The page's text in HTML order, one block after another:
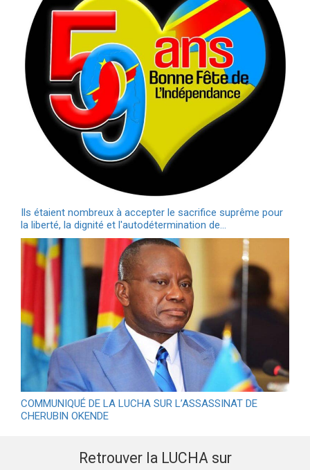
Ils étaient nombreux à accepter le sacrifice suprême pour
la liberté, la dignité et l'autodétermination de…
COMMUNIQUÉ DE LA LUCHA SUR L’ASSASSINAT DE
CHERUBIN OKENDE
Retrouver la LUCHA sur